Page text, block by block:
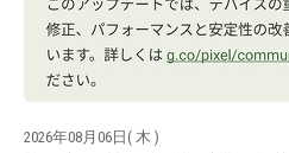
2026年08月06日( 木 )